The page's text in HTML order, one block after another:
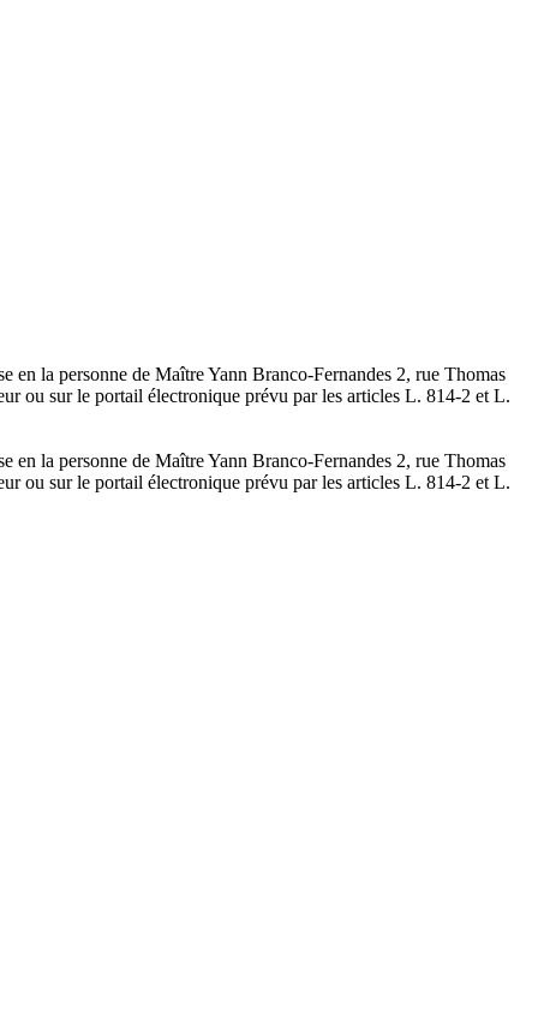
la personne de Maître Yann Branco-Fernandes 2, rue Thomas
ou sur le portail électronique prévu par les articles L. 814-2 et L.
la personne de Maître Yann Branco-Fernandes 2, rue Thomas
ou sur le portail électronique prévu par les articles L. 814-2 et L.